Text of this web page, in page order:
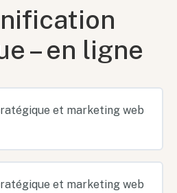
– en ligne
et marketing web
et marketing web